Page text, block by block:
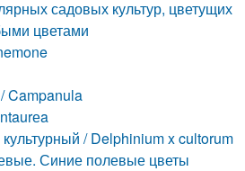
садовых культур, цветущих
цветами
Campanula
/ Delphinium x cultorum
Синие полевые цветы